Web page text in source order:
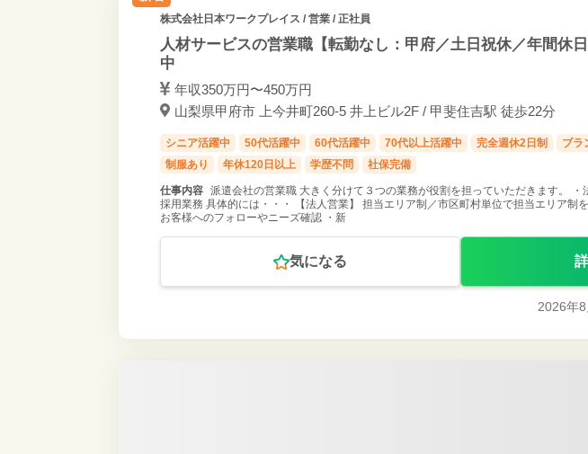
株式会社日本ワークプレイス / 営業 / 正社員
人材サービスの営業職【転勤なし：甲府／土日祝休／年間休
中
年収350万円〜450万円
山梨県甲府市 上今井町260-5 井上ビル2F / 甲斐住吉駅 徒歩22分
シニア活躍中 50代活躍中 60代活躍中 70代以上活躍中 完全週休2日制 ブラ
制服あり
年休120日以上 学歴不問 社保完備
仕事内容
派遣会社の営業職 大きく分けて３つの業務が役割を担っていただきます。 ・
採用業務 具体的には・・・ 【法人営業】 担当エリア制／市区町村単位で担当エリア制
お客様へのフォローやニーズ確認 ・新
気になる
2026年